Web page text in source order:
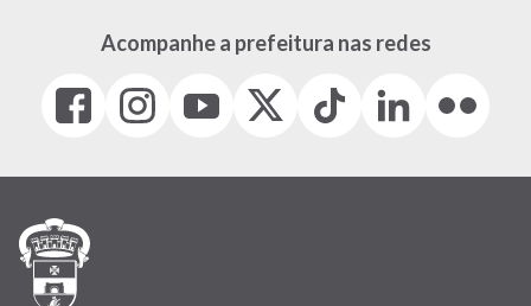
Acompanhe a prefeitura nas redes
Facebook
(link
em
janela)
Instagram
(link
em
(link
em
(Antigo
(link
Tiktok
(link
em
LinkedIn
(link
em
(link
em